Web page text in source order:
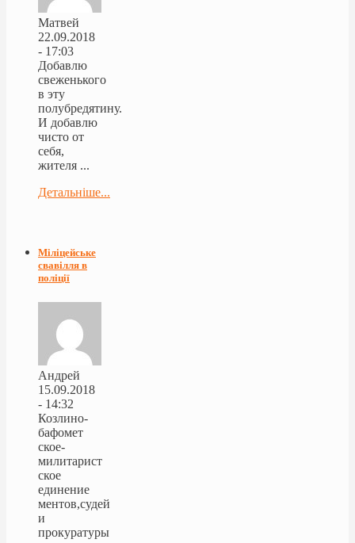
Матвей
22.09.2018
- 17:03
Добавлю
свеженького
в эту
полубредятину.
И добавлю
чисто от
себя,
жителя ...
Детальніше...
Міліцейське
свавілля в
поліції
Андрей
15.09.2018
- 14:32
Козлино-
бафомет
ское-
милитарист
ское
единение
ментов,судей
и
прокуратуры